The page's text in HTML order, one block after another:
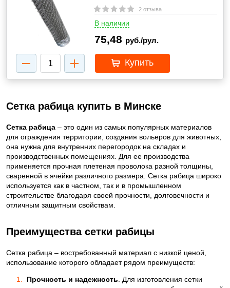
2 отзыва
В наличии
75,48 руб./рул.
Купить
Сетка рабица купить в Минске
Сетка рабица – это один из самых популярных материалов
для ограждения территории, создания вольеров для животных,
она нужна для внутренних перегородок на складах и
производственных помещениях. Для ее производства
применяется прочная плетеная проволока разной толщины,
сваренной в ячейки различного размера. Сетка рабица широко
используется как в частном, так и в промышленном
строительстве благодаря своей прочности, долговечности и
отличным защитным свойствам.
Преимущества сетки рабицы
Сетка рабица – востребованный материал с низкой ценой,
использование которого обладает рядом преимуществ:
Прочность и надежность. Для изготовления сетки